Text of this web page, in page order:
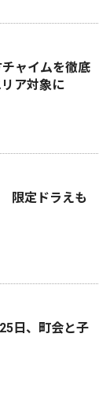
ャイムを徹底
ア対象に
限定ドラえも
日、町会と子